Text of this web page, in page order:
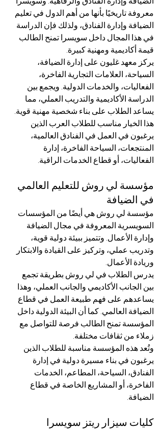
معروفة تاريخيًا بأنها من أهم الدول في تعليم
الضيافة وإدارة الفنادق، ولذلك فإن الدراسة
في هذا المجال داخل سويسرا تمنح الطالب
قيمة أكاديمية ومهنية كبيرة.
يركز معهد غليون على إدارة الضيافة،
السياحة، العلامات التجارية الفاخرة،
الفعاليات، والخدمات الدولية. ويجمع بين
الدراسة الأكاديمية والتدريب العملي، مما
يساعد الطلاب على بناء شخصية مهنية قوية.
هذا الخيار مناسب للطلاب العرب الذين
يرغبون في العمل في الفنادق العالمية،
المنتجعات، السياحة الفاخرة، إدارة
الفعاليات، أو قطاع الخدمات الراقية.
مؤسسة لي روش للتعليم العالمي
في الضيافة
مؤسسة لي روش هي أيضًا من المؤسسات
السويسرية المعروفة في مجال الضيافة
وإدارة الأعمال. وتتميز ببيئة دولية قوية،
وتدريب عملي، وتركيز على القيادة والابتكار
وريادة الأعمال.
يدرس الطلاب في لي روش بطريقة تجمع
بين الجانب الأكاديمي والجانب العملي، وهذا
يساعدهم على فهم طبيعة العمل في قطاع
الضيافة العالمي. كما أن البيئة الدولية داخل
المؤسسة تمنح الطالب فرصة للتواصل مع
زملاء من ثقافات مختلفة.
وتُعد هذه المؤسسة مناسبة للطلاب الذين
يرغبون في بناء مسيرة دولية في إدارة
الفنادق، السياحة، المطاعم، الخدمات
الفاخرة، أو المشاريع الخاصة في قطاع
الضيافة.
كليات سيزار ريتز سويسرا